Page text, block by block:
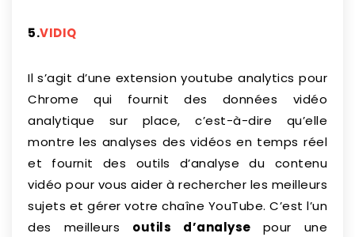
5.VIDIQ
Il s’agit d’une extension youtube analytics pour
Chrome qui fournit des données vidéo
analytique sur place, c’est-à-dire qu’elle
montre les analyses des vidéos en temps réel
et fournit des outils d’analyse du contenu
vidéo pour vous aider à rechercher les meilleurs
sujets et gérer votre chaîne YouTube. C’est l’un
des meilleurs outils d’analyse pour une